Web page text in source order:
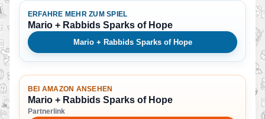
ERFAHRE MEHR ZUM SPIEL
Mario + Rabbids Sparks of Hope
Mario + Rabbids Sparks of Hope
BEI AMAZON ANSEHEN
Mario + Rabbids Sparks of Hope
Partnerlink